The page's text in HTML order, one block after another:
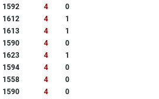
1592 4
0
1612 4
1
1613 4
1
1590 4
0
1623 4
1
1594 4
0
1558 4
0
1590 4
0